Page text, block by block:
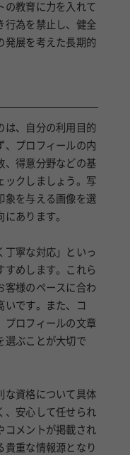
の教育に力を入れて
行為を禁止し、健全
発展を考えた長期的
は、自分の利用目的
、プロフィールの内
、得意分野などの基
ックしましょう。写
象を与える画像を選
あります。
丁寧な対応」といっ
すめします。これら
客様のペースに合わ
いです。また、コ
プロフィールの文章
選ぶことが大切で
な資格について具体
、安心して任せられ
コメントが掲載され
貴重な情報源となり